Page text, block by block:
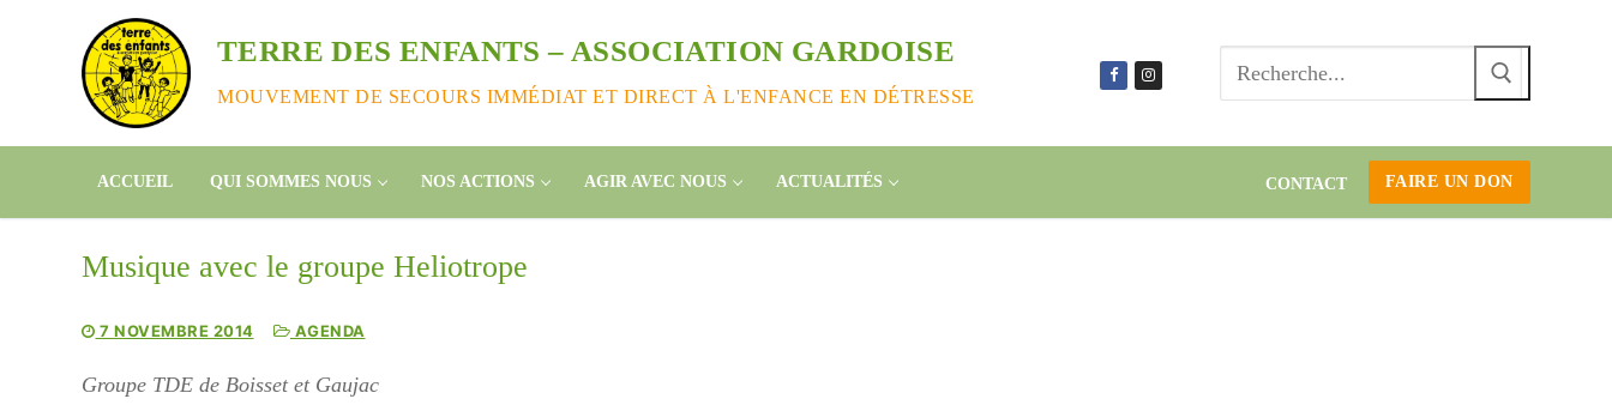
contenu
TERRE DES ENFANTS – ASSOCIATION GARDOISE
MOUVEMENT DE SECOURS IMMÉDIAT ET DIRECT À L'ENFANCE EN DÉTRESSE
ACCUEIL QUI SOMMES NOUS NOS ACTIONS AGIR AVEC NOUS ACTUALITÉS CONTACT FAIRE UN DON
Musique avec le groupe Heliotrope
7 NOVEMBRE 2014 AGENDA
Groupe TDE de Boisset et Gaujac